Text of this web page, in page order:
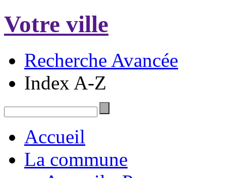
Votre ville
Recherche Avancée
Index A-Z
Accueil
La commune